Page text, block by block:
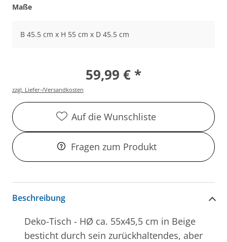
Maße
B 45.5 cm x H 55 cm x D 45.5 cm
59,99 € *
zzgl. Liefer-/Versandkosten
Auf die Wunschliste
Fragen zum Produkt
Beschreibung
Deko-Tisch - HØ ca. 55x45,5 cm in Beige
besticht durch sein zurückhaltendes, aber